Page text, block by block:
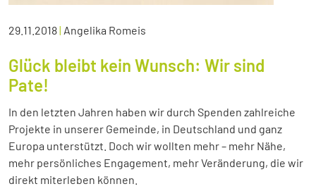
29.11.2018| Angelika Romeis
Glück bleibt kein Wunsch: Wir sind
Pate!
In den letzten Jahren haben wir durch Spenden zahlreiche
Projekte in unserer Gemeinde, in Deutschland und ganz
Europa unterstützt. Doch wir wollten mehr – mehr Nähe,
mehr persönliches Engagement, mehr Veränderung, die wir
direkt miterleben können.